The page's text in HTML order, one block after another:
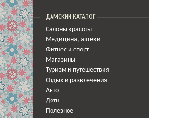
ДАМСКИЙ КАТАЛОГ
Салоны красоты
Медицина, аптеки
Фитнес и спорт
Магазины
Туризм и путешествия
Отдых и развлечения
Авто
Дети
Полезное